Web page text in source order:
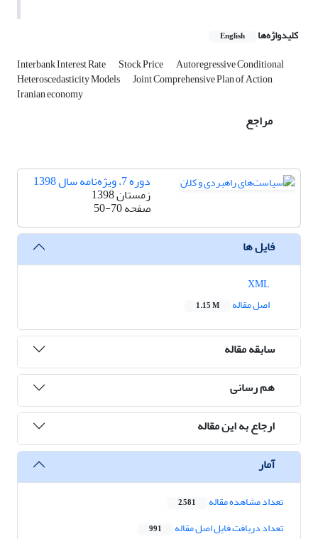
کلیدواژه‌ها English
Interbank Interest Rate Stock Price Autoregressive Conditional
Heteroscedasticity Models Joint Comprehensive Plan of Action
Iranian economy
مراجع
دوره 7، ویژه‌نامه سال 1398
زمستان 1398
صفحه50-70
فایل ها
اصل مقاله
1.15 M
سابقه مقاله
هم رسانی
ارجاع به این مقاله
آمار
تعداد مشاهده مقاله 2,581
تعداد دریافت فایل اصل مقاله 991